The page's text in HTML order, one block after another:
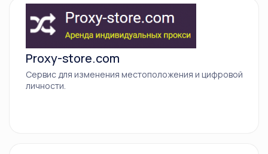
Proxy-store.com
Сервис для изменения местоположения и цифровой
личности.